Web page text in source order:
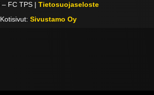
– FC TPS |Tietosuojaseloste
Kotisivut: Sivustamo Oy